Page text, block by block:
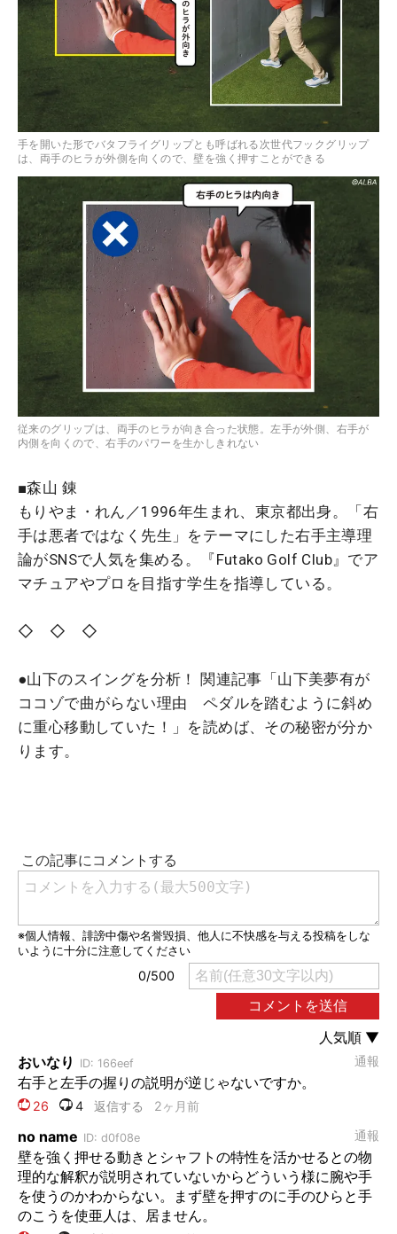
手を開いた形でバタフライグリップとも呼ばれる次世代フックグリップ
は、両手のヒラが外側を向くので、壁を強く押すことができる
従来のグリップは、両手のヒラが向き合った状態。左手が外側、右手が
内側を向くので、右手のパワーを生かしきれない
■森山 錬
もりやま・れん／1996年生まれ、東京都出身。「右
手は悪者ではなく先生」をテーマにした右手主導理
論がSNSで人気を集める。『Futako Golf Club』でア
マチュアやプロを目指す学生を指導している。
◇ ◇ ◇
●山下のスイングを分析！ 関連記事「山下美夢有が
ココゾで曲がらない理由 ペダルを踏むように斜め
に重心移動していた！」を読めば、その秘密が分か
ります。